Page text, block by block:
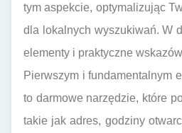
tym aspekcie, optymalizując
dla lokalnych wyszukiwań. W
elementy i praktyczne
Pierwszym i fundamentalnym
to darmowe narzędzie, które
takie jak adres, godziny